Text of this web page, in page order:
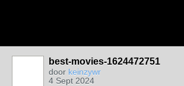
best-movies-1624472751
door keinzywr
4 Sept 2024